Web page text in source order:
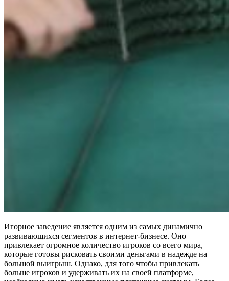
Игорное заведение является одним из самых динамично
развивающихся сегментов в интернет-бизнесе. Оно
привлекает огромное количество игроков со всего мира,
которые готовы рисковать своими деньгами в надежде на
большой выигрыш. Однако, для того чтобы привлекать
больше игроков и удерживать их на своей платформе,